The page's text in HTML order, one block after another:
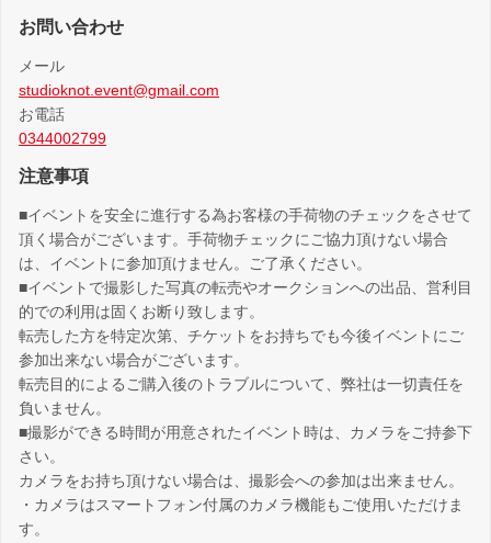
お問い合わせ
メール
studioknot.event@gmail.com
お電話
0344002799
注意事項
■イベントを安全に進行する為お客様の手荷物のチェックをさせて
頂く場合がございます。手荷物チェックにご協力頂けない場合
は、イベントに参加頂けません。ご了承ください。
■イベントで撮影した写真の転売やオークションへの出品、営利目
的での利用は固くお断り致します。
転売した方を特定次第、チケットをお持ちでも今後イベントにご
参加出来ない場合がございます。
転売目的によるご購入後のトラブルについて、弊社は一切責任を
負いません。
■撮影ができる時間が用意されたイベント時は、カメラをご持参下
さい。
カメラをお持ち頂けない場合は、撮影会への参加は出来ません。
・カメラはスマートフォン付属のカメラ機能もご使用いただけま
す。